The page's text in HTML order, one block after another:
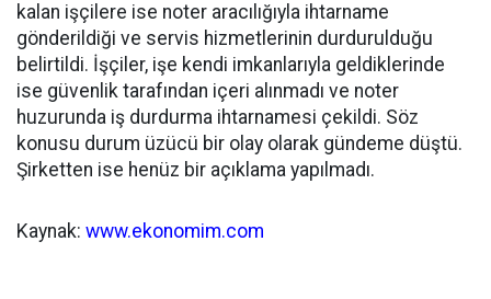
kalan işçilere ise noter aracılığıyla ihtarname
gönderildiği ve servis hizmetlerinin durdurulduğu
belirtildi. İşçiler, işe kendi imkanlarıyla geldiklerinde
ise güvenlik tarafından içeri alınmadı ve noter
huzurunda iş durdurma ihtarnamesi çekildi. Söz
konusu durum üzücü bir olay olarak gündeme düştü.
Şirketten ise henüz bir açıklama yapılmadı.
Kaynak: www.ekonomim.com